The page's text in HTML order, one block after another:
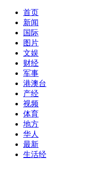
首页
新闻
国际
图片
文娱
财经
军事
港澳台
产经
视频
体育
地方
华人
最新
生活经